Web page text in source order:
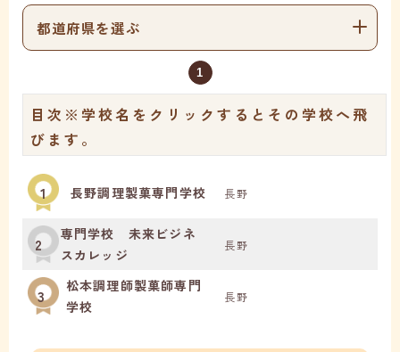
都道府県を選ぶ
1
目次 ※学校名をクリックするとその学校へ飛
びます。
1 長野調理製菓専門学校 長野
2
専門学校 未来ビジネ
スカレッジ
長野
3
松本調理師製菓師専門
学校
長野